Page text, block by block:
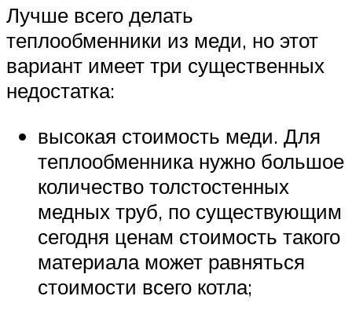
Лучше всего делать
теплообменники из меди, но этот
вариант имеет три существенных
недостатка:
высокая стоимость меди. Для
теплообменника нужно большое
количество толстостенных
медных труб, по существующим
сегодня ценам стоимость такого
материала может равняться
стоимости всего котла;